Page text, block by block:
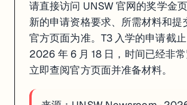
请直接访问 UNSW 官网的奖学金
新的申请资格要求、所需材料和提
官方页面为准。T3 入学的申请截
2026 年 6 月 18 日，时间已经非
立即查阅官方页面并准备材料。